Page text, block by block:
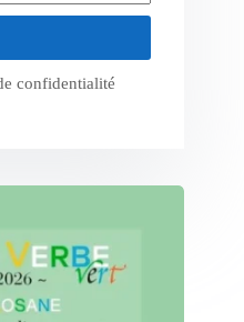
confidentialité